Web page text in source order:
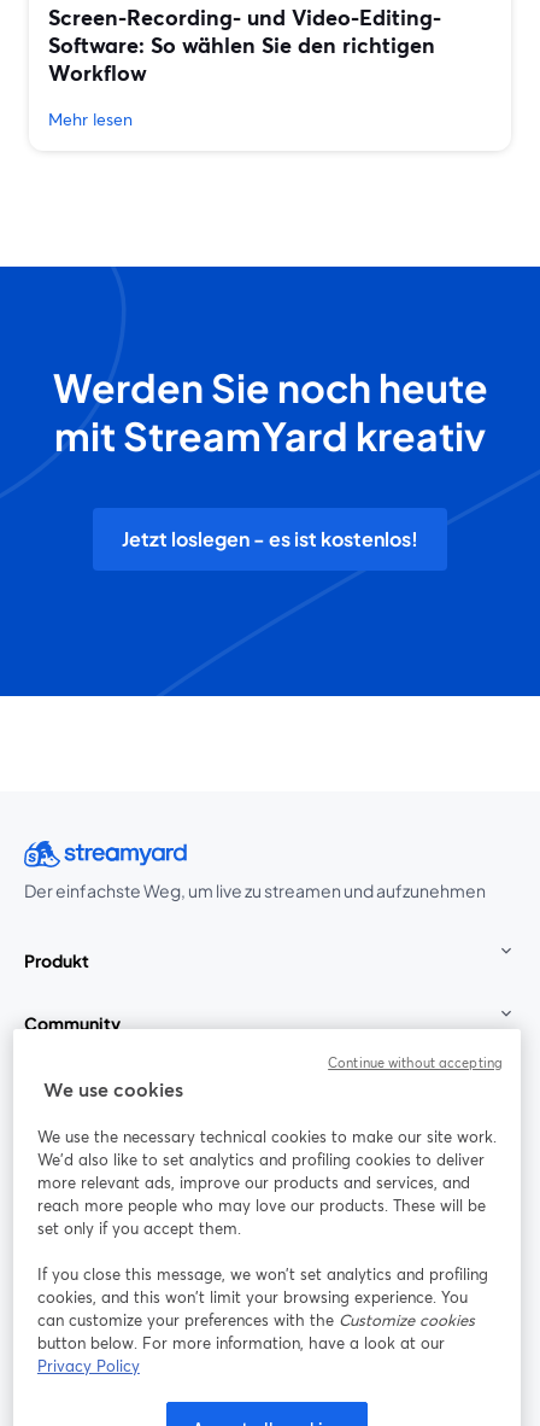
Screen-Recording- und Video-Editing-
Software: So wählen Sie den richtigen
Workflow
Mehr lesen
Werden Sie noch heute
mit StreamYard kreativ
Jetzt loslegen - es ist kostenlos!
Der einfachste Weg, um live zu streamen und aufzunehmen
Produkt
Community
StreamYard für
Mitmachen
Webinar Facebook
wird in einem neuen Tab geöffnet
X (Twitter)
wird in einem neuen Tab geöffnet
Nutzungsbedingungen
wird in einem neuen Tab geöffnet
We use cookies
We use the necessary technical cookies to make our site work.
We'd also like to set analytics and profiling cookies to deliver
more relevant ads, improve our products and services, and
reach more people who may love our products. These will be
set only if you accept them.
If you close this message, we won’t set analytics and profiling
cookies, and this won’t limit your browsing experience. You
can customize your preferences with the Customize cookies
button below. For more information, have a look at our
Privacy Policy
Continue without accepting